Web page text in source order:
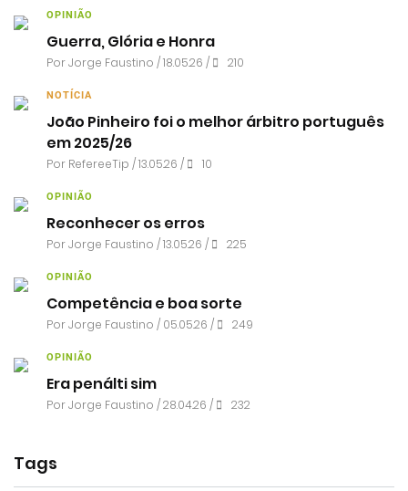
OPINIÃO
Guerra, Glória e Honra
PorJorge Faustino / 18.05.26 / 210
NOTÍCIA
João Pinheiro foi o melhor árbitro português
em 2025/26
Por RefereeTip / 13.05.26 / 10
OPINIÃO
Reconhecer os erros
PorJorge Faustino / 13.05.26 / 225
OPINIÃO
Competência e boa sorte
PorJorge Faustino / 05.05.26 / 249
OPINIÃO
Era penálti sim
PorJorge Faustino / 28.04.26 / 232
Tags